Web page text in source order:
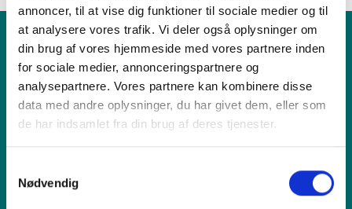
annoncer, til at vise dig funktioner til sociale medier og til
at analysere vores trafik. Vi deler også oplysninger om
din brug af vores hjemmeside med vores partnere inden
for sociale medier, annonceringspartnere og
analysepartnere. Vores partnere kan kombinere disse
data med andre oplysninger, du har givet dem, eller som
de har indsamlet fra din brug af deres tjenester.
Nødvendig
Produkt
Vi tilbyder